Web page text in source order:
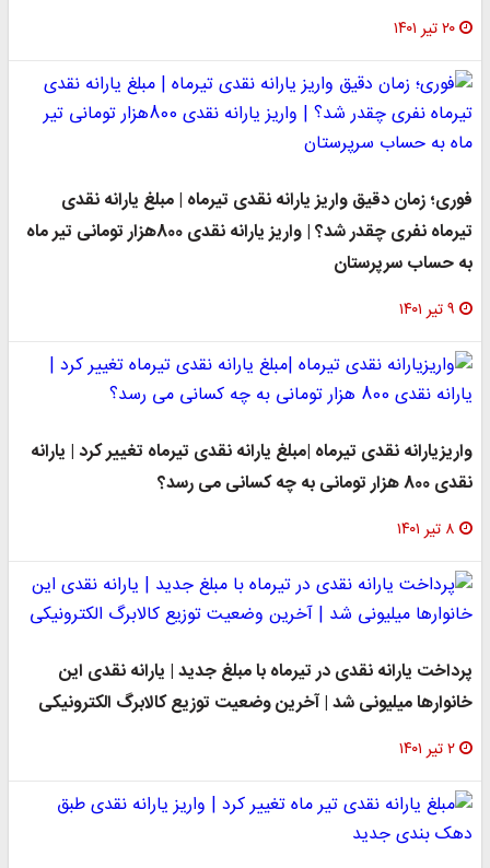
۲۰ تیر ۱۴۰۱
فوری؛ زمان دقیق واریز یارانه نقدی تیرماه | مبلغ یارانه نقدی
تیرماه نفری چقدر شد؟ | واریز یارانه نقدی 800هزار تومانی تیر ماه
به حساب سرپرستان
۹ تیر ۱۴۰۱
واریزیارانه نقدی تیرماه |مبلغ یارانه نقدی تیرماه تغییر کرد | یارانه
نقدی 800 هزار تومانی به چه کسانی می رسد؟
۸ تیر ۱۴۰۱
پرداخت یارانه نقدی در تیرماه با مبلغ جدید | یارانه نقدی این
خانوارها میلیونی شد | آخرین وضعیت توزیع کالابرگ الکترونیکی
۲ تیر ۱۴۰۱